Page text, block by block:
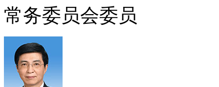
常务委员会委员